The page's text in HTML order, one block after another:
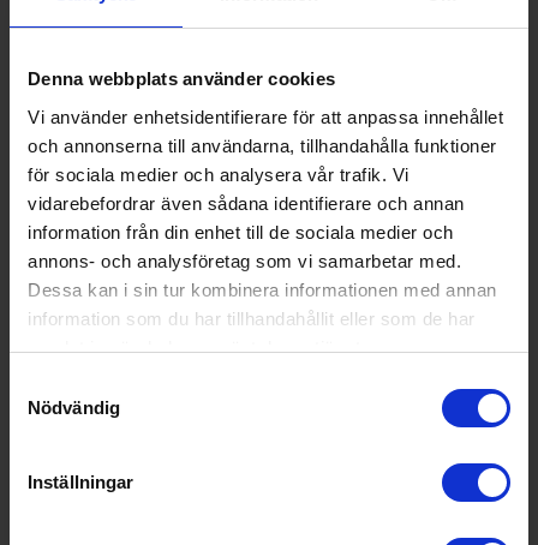
Denna webbplats använder cookies
Vi använder enhetsidentifierare för att anpassa innehållet
och annonserna till användarna, tillhandahålla funktioner
för sociala medier och analysera vår trafik. Vi
vidarebefordrar även sådana identifierare och annan
information från din enhet till de sociala medier och
annons- och analysföretag som vi samarbetar med.
Dessa kan i sin tur kombinera informationen med annan
information som du har tillhandahållit eller som de har
samlat in när du har använt deras tjänster.
Nödvändig
Inställningar
Wi-Fi anslutning (Ja/Nej):
Nej
Nettovolym (l):
27
Vikt (kg):
13.9
Populära produkter i denna kategori